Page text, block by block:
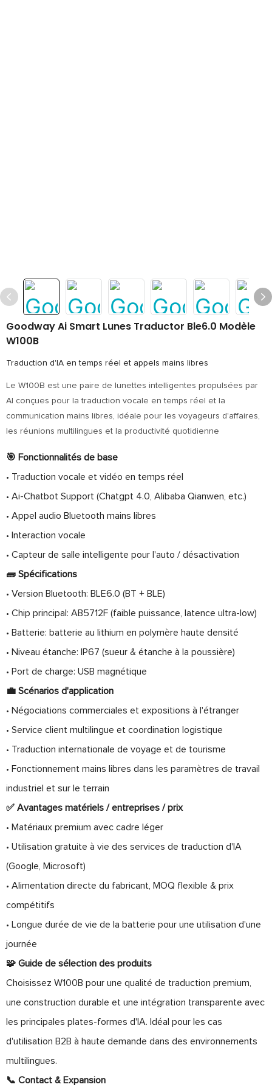
Goodway Ai Smart Lunes Traductor Ble6.0 Modèle
W100B
Traduction d'IA en temps réel et appels mains libres
Le W100B est une paire de lunettes intelligentes propulsées par
AI conçues pour la traduction vocale en temps réel et la
communication mains libres, idéale pour les voyageurs d'affaires,
les réunions multilingues et la productivité quotidienne
🎯 Fonctionnalités de base
• Traduction vocale et vidéo en temps réel
• Ai-Chatbot Support (Chatgpt 4.0, Alibaba Qianwen, etc.)
• Appel audio Bluetooth mains libres
• Interaction vocale
• Capteur de salle intelligente pour l'auto / désactivation
🧱 Spécifications
• Version Bluetooth: BLE6.0 (BT + BLE)
• Chip principal: AB5712F (faible puissance, latence ultra-low)
• Batterie: batterie au lithium en polymère haute densité
• Niveau étanche: IP67 (sueur & étanche à la poussière)
• Port de charge: USB magnétique
💼 Scénarios d'application
• Négociations commerciales et expositions à l'étranger
• Service client multilingue et coordination logistique
• Traduction internationale de voyage et de tourisme
• Fonctionnement mains libres dans les paramètres de travail
industriel et sur le terrain
✅ Avantages matériels / entreprises / prix
• Matériaux premium avec cadre léger
• Utilisation gratuite à vie des services de traduction d'IA
(Google, Microsoft)
• Alimentation directe du fabricant, MOQ flexible & prix
compétitifs
• Longue durée de vie de la batterie pour une utilisation d'une
journée
🧩 Guide de sélection des produits
Choisissez W100B pour une qualité de traduction premium,
une construction durable et une intégration transparente avec
les principales plates-formes d'IA. Idéal pour les cas
d'utilisation B2B à haute demande dans des environnements
multilingues.
📞 Contact & Expansion